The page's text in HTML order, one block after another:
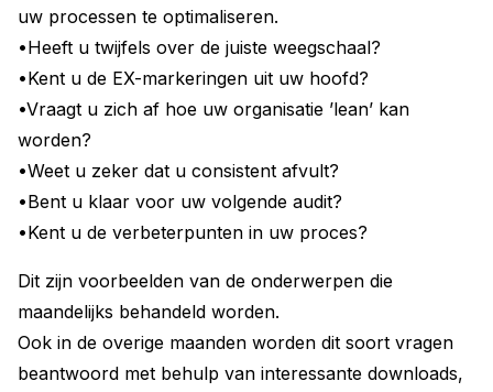
uw processen te optimaliseren.
•Heeft u twijfels over de juiste weegschaal?
•Kent u de EX-markeringen uit uw hoofd?
•Vraagt u zich af hoe uw organisatie ’lean’ kan
worden?
•Weet u zeker dat u consistent afvult?
•Bent u klaar voor uw volgende audit?
•Kent u de verbeterpunten in uw proces?
Dit zijn voorbeelden van de onderwerpen die
maandelijks behandeld worden.
Ook in de overige maanden worden dit soort vragen
beantwoord met behulp van interessante downloads,